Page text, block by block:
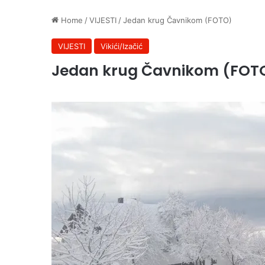
Home /VIJESTI /Jedan krug Čavnikom (FOTO)
VIJESTI Vikići/Izačić
Jedan krug Čavnikom